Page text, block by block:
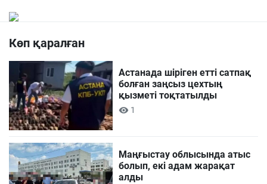
Көп қаралған
Астанада шіріген етті сатпақ
болған заңсыз цехтың
қызметі тоқтатылды
1
Маңғыстау облысында атыс
болып, екі адам жарақат
алды